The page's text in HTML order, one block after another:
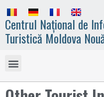
Centrul Național de
Turistică Moldova